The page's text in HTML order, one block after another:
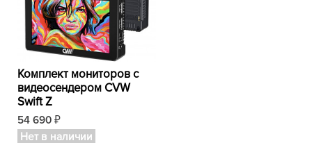
Комплект мониторов с
видеосендером CVW
Swift Z
54 690 ₽
Нет в наличии